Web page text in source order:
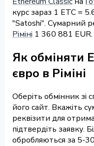
курс зараз 1 ETC =
"Satoshi". Сумарний
Ріміні 1 360 881 EUR.
Як обміняти
євро в Ріміні
Оберіть обмінник зі
його сайт. Вкажіть
реквізити для
підтвердіть заявку.
обробляються за 5-